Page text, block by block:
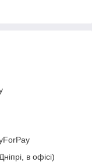
в офісі)